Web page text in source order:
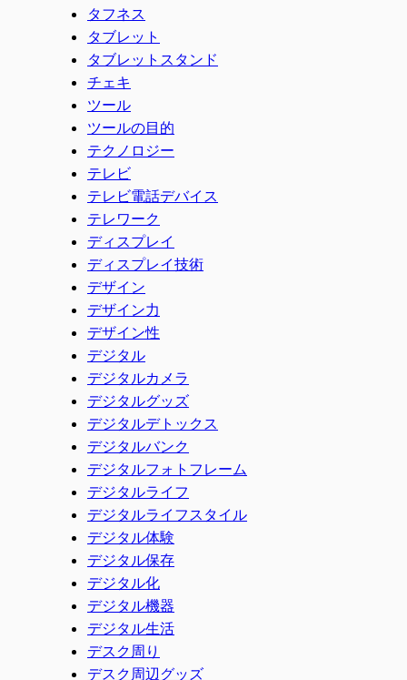
タフネス
タブレット
タブレットスタンド
チェキ
ツール
ツールの目的
テクノロジー
テレビ
テレビ電話デバイス
テレワーク
ディスプレイ
ディスプレイ技術
デザイン
デザイン力
デザイン性
デジタル
デジタルカメラ
デジタルグッズ
デジタルデトックス
デジタルバンク
デジタルフォトフレーム
デジタルライフ
デジタルライフスタイル
デジタル体験
デジタル保存
デジタル化
デジタル機器
デジタル生活
デスク周り
デスク周辺グッズ